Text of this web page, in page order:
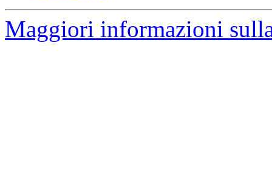
Maggiori informazioni